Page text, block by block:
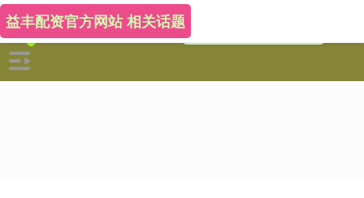
益丰配资官方网站 相关话题